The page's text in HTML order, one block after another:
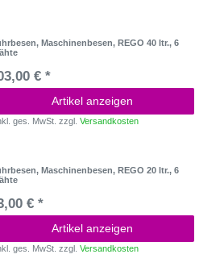
Maschinenbesen, REGO 40 ltr., 6
€ *
Artikel anzeigen
ges. MwSt. zzgl.Versandkosten
Maschinenbesen, REGO 20 ltr., 6
€ *
Artikel anzeigen
ges. MwSt. zzgl.Versandkosten